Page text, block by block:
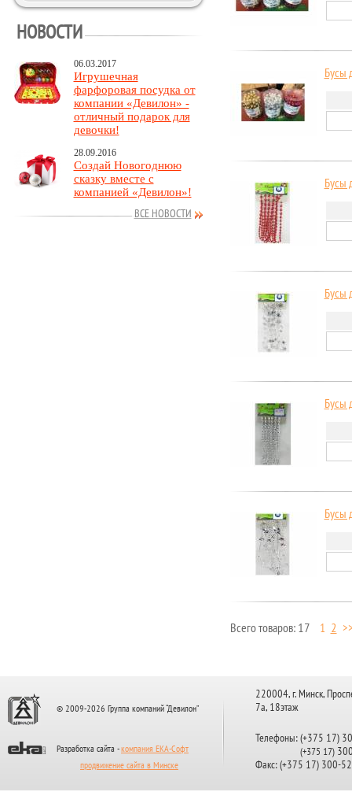
НОВОСТИ
06.03.2017
Игрушечная
фарфоровая посудка от
компании «Девилон» -
отличный подарок для
девочки!
28.09.2016
Создай Новогоднюю
сказку вместе с
компанией «Девилон»!
ВСЕ НОВОСТИ
Бусы
Бусы
Бусы
Бусы
Бусы
Всего товаров: 17 1 2
© 2009-2026 Группа компаний “Девилон”
Разработка сайта - компания ЕКА-Софт
продвижение сайта в Минске
220004, г. Минск,
7а, 18этаж
Телефоны: (+375 17)
(+375 17)
Факс: (+375 17) 300-